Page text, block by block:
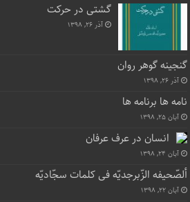
گشتی در حرکت
آذر ۲۶, ۱۳۹۸
گنجینه گوهر روان
آذر ۲۶, ۱۳۹۸
نامه ها برنامه ها
آبان ۲۵, ۱۳۹۸
انسان در عرف عرفان
آبان ۲۴, ۱۳۹۸
ألصّحیفه الزّبرجدیّه فی کلمات سجّادیّه
آبان ۲۲, ۱۳۹۸